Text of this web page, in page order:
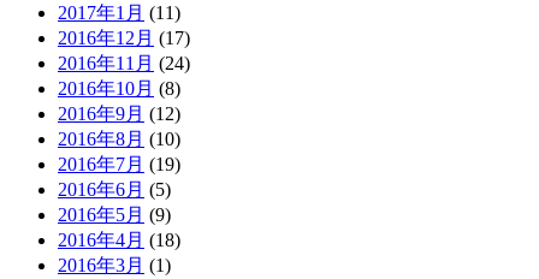
2017年1月 (11)
2016年12月 (17)
2016年11月 (24)
2016年10月 (8)
2016年9月 (12)
2016年8月 (10)
2016年7月 (19)
2016年6月 (5)
2016年5月 (9)
2016年4月 (18)
2016年3月 (1)